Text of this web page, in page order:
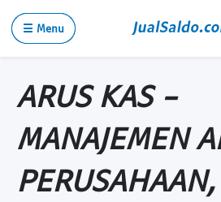
☰ Menu
ARUS KAS -
MANAJEMEN
PERUSAHAAN,